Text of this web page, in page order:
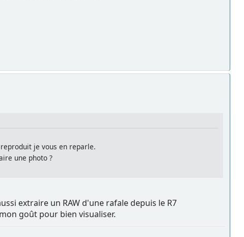
je vous en reparle.
une photo ?
extraire un RAW d'une rafale depuis le R7
goût pour bien visualiser.